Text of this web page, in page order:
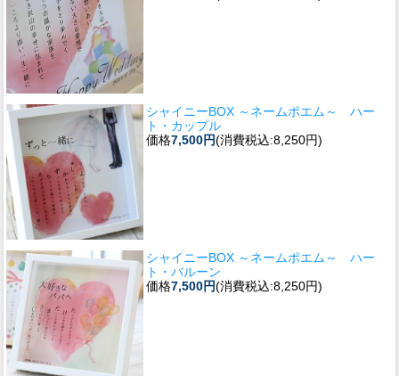
シャイニーBOX ～ネームポエム～ ハー
ト・カップル
価格7,500円(消費税込:8,250円)
シャイニーBOX ～ネームポエム～ ハー
ト・バルーン
価格7,500円(消費税込:8,250円)